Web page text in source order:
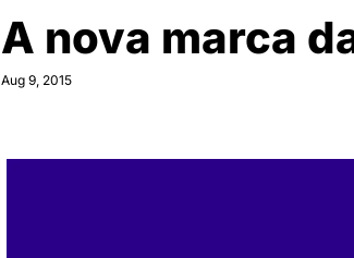
A nova marca
Aug 9, 2015